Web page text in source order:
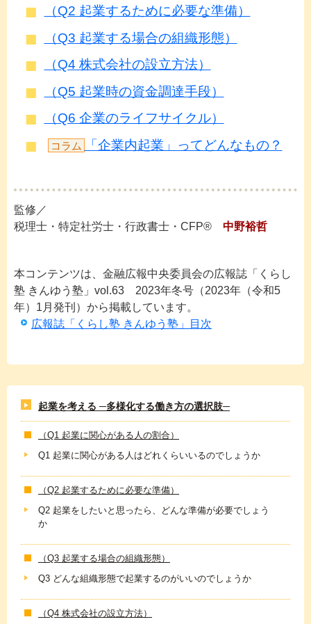
（Q2 起業するために必要な準備）
（Q3 起業する場合の組織形態）
（Q4 株式会社の設立方法）
（Q5 起業時の資金調達手段）
（Q6 企業のライフサイクル）
コラム 「企業内起業」ってどんなもの？
監修／
税理士・特定社労士・行政書士・CFP® 中野裕哲
本コンテンツは、金融広報中央委員会の広報誌「くらし
塾 きんゆう塾」vol.63 2023年冬号（2023年（令和5
年）1月発刊）から掲載しています。
広報誌「くらし塾 きんゆう塾」目次
起業を考える ─多様化する働き方の選択肢─
（Q1 起業に関心がある人の割合）
Q1 起業に関心がある人はどれくらいいるのでしょうか
（Q2 起業するために必要な準備）
Q2 起業をしたいと思ったら、どんな準備が必要でしょう
か
（Q3 起業する場合の組織形態）
Q3 どんな組織形態で起業するのがいいのでしょうか
（Q4 株式会社の設立方法）